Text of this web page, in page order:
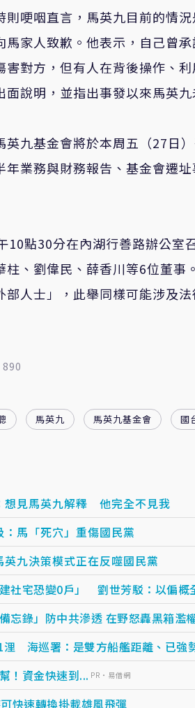
哽咽直言，馬英九目前的情
家人致歉。他表示，自己曾
對方，但有人在背後操作、
說明，並指出事發以來馬英九
九基金會將於本周五（27日
業務與財務報告、基金會遷
點30分在內湖行善路辦公室
、劉偉民、薛香川等6位董事
人士」，此舉同樣可能涉及
890
馬英九 馬英九基金會 國
見馬英九解釋 他完全不見我
馬「死穴」重傷國民黨
九決策模式正在反噬國民黨
社宅恐變0戶」 劉世芳駁：以偏概
忘錄」防中共滲透 在野怒轟黑箱濫
海巡署：是雙方船艦距離、已強
！資金快速到... PR・易借網
快速轉換掛載雄風飛彈